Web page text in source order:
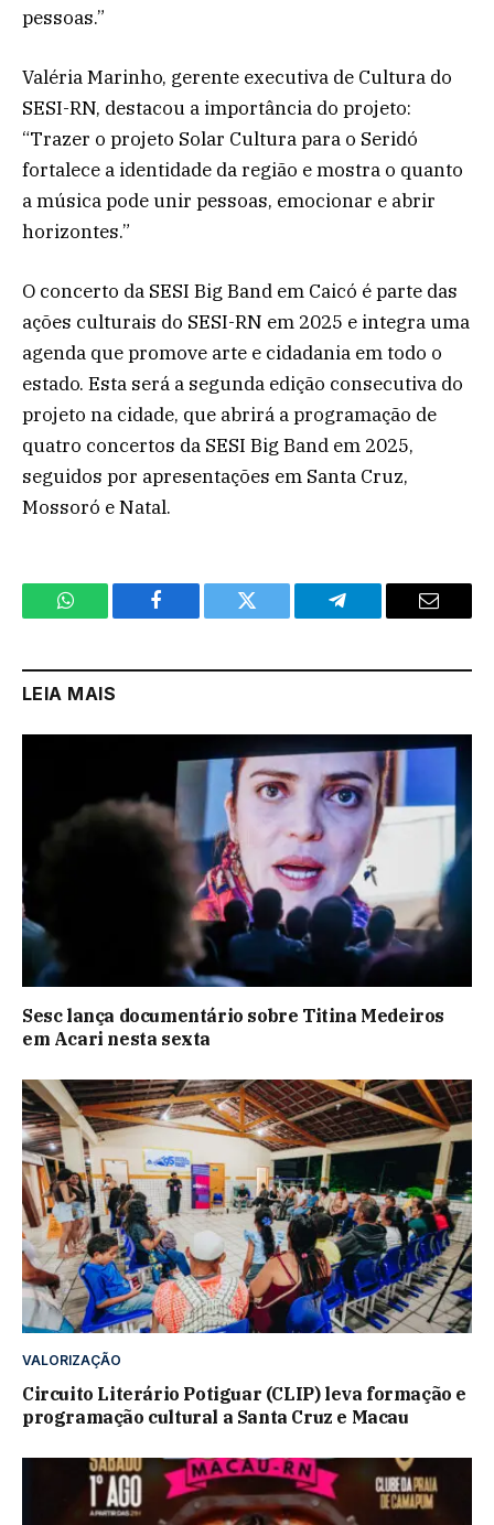
pessoas.”
Valéria Marinho, gerente executiva de Cultura do
SESI-RN, destacou a importância do projeto:
“Trazer o projeto Solar Cultura para o Seridó
fortalece a identidade da região e mostra o quanto
a música pode unir pessoas, emocionar e abrir
horizontes.”
O concerto da SESI Big Band em Caicó é parte das
ações culturais do SESI-RN em 2025 e integra uma
agenda que promove arte e cidadania em todo o
estado. Esta será a segunda edição consecutiva do
projeto na cidade, que abrirá a programação de
quatro concertos da SESI Big Band em 2025,
seguidos por apresentações em Santa Cruz,
Mossoró e Natal.
WhatsApp Facebook Twitter Telegram Email
LEIA MAIS
Sesc lança documentário sobre Titina Medeiros
em Acari nesta sexta
VALORIZAÇÃO
Circuito Literário Potiguar (CLIP) leva formação e
programação cultural a Santa Cruz e Macau